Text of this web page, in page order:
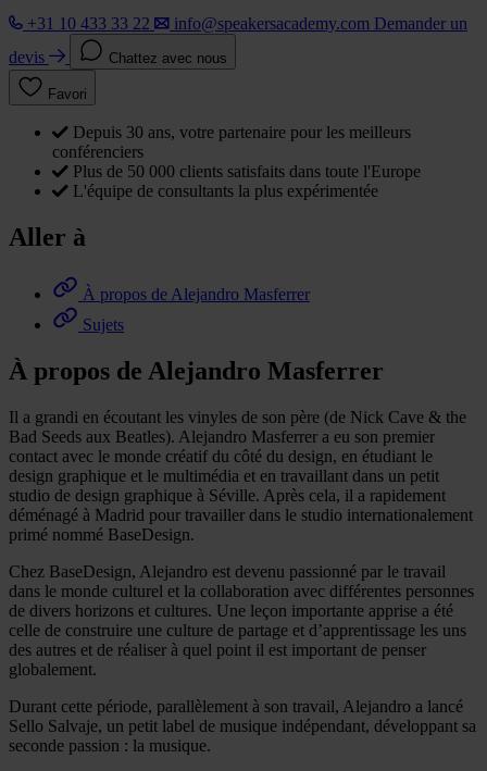
+31 10 433 33 22 info@speakersacademy.com Demander un
devis
Chattez avec nous
Favori
Depuis 30 ans, votre partenaire pour les meilleurs
conférenciers
Plus de 50 000 clients satisfaits dans toute l'Europe
L'équipe de consultants la plus expérimentée
Aller à
À propos de Alejandro Masferrer
Sujets
À propos de Alejandro Masferrer
Il a grandi en écoutant les vinyles de son père (de Nick Cave & the
Bad Seeds aux Beatles). Alejandro Masferrer a eu son premier
contact avec le monde créatif du côté du design, en étudiant le
design graphique et le multimédia et en travaillant dans un petit
studio de design graphique à Séville. Après cela, il a rapidement
déménagé à Madrid pour travailler dans le studio internationalement
primé nommé BaseDesign.
Chez BaseDesign, Alejandro est devenu passionné par le travail
dans le monde culturel et la collaboration avec différentes personnes
de divers horizons et cultures. Une leçon importante apprise a été
celle de construire une culture de partage et d’apprentissage les uns
des autres et de réaliser à quel point il est important de penser
globalement.
Durant cette période, parallèlement à son travail, Alejandro a lancé
Sello Salvaje, un petit label de musique indépendant, développant sa
seconde passion : la musique.